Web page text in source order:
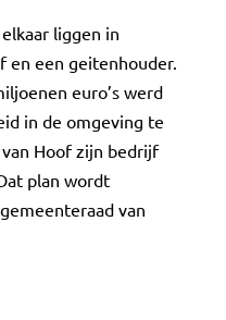
liggen in
en een geitenhouder.
euro’s werd
in de omgeving te
Hoof zijn bedrijf
plan wordt
van